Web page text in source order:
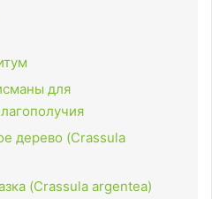
для
дерево (Crassula
(Crassula argentea)